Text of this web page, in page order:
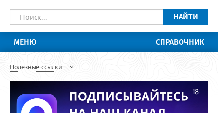
НАЙТИ
МЕНЮ СПРАВОЧНИК
Полезные ссылки